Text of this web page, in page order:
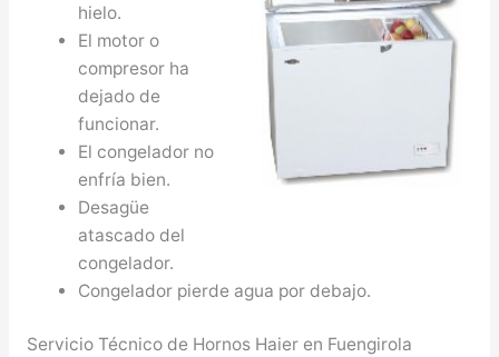
hielo.
El motor o
compresor ha
dejado de
funcionar.
El congelador no
enfría bien.
Desagüe
atascado del
congelador.
Congelador pierde agua por debajo.
Servicio Técnico de Hornos Haier en Fuengirola